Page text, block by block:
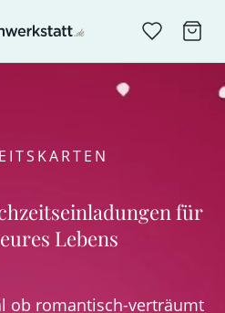
für
Lebens
ob romantisch-verträumt